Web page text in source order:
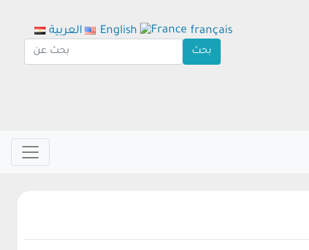
العربية English français